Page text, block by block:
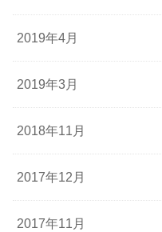
2019年4月
2019年3月
2018年11月
2017年12月
2017年11月